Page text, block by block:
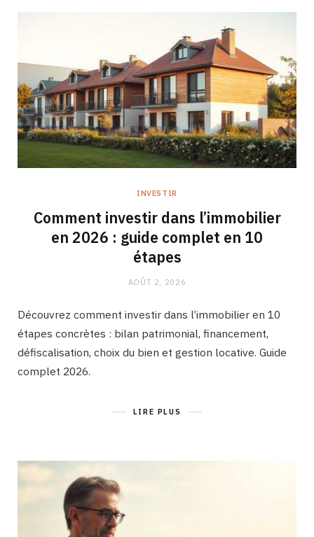
INVESTIR
Comment investir dans l’immobilier
en 2026 : guide complet en 10
étapes
AOÛT 2, 2026
Découvrez comment investir dans l’immobilier en 10
étapes concrètes : bilan patrimonial, financement,
défiscalisation, choix du bien et gestion locative. Guide
complet 2026.
LIRE PLUS